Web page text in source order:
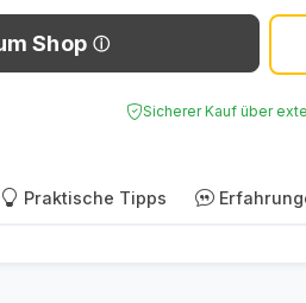
Shop
Sicherer Kauf über
Praktische Tipps